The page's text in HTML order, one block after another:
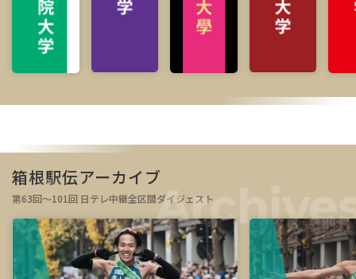
箱根駅伝アーカイブ
第63回～101回 日テレ中継全区間ダイジェスト